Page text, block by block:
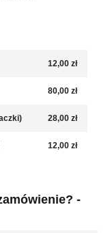
12,00 zł
80,00 zł
28,00 zł
12,00 zł
-